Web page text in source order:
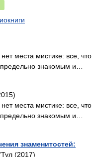
места мистике: все, что
знакомым и…
места мистике: все, что
знакомым и…
знаменитостей:
(2017)